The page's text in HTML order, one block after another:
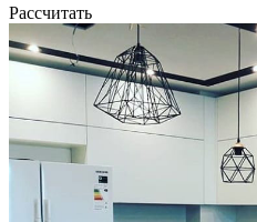
Рассчитать